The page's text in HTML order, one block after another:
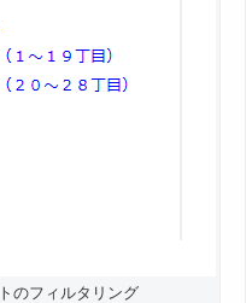
のフィルタリング